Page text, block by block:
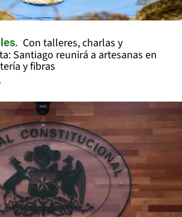
Con talleres, charlas y
Santiago reunirá a artesanas en
y fibras